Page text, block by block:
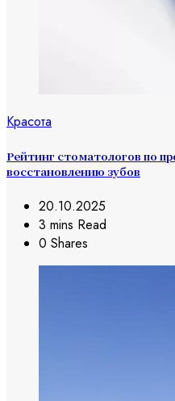
Красота
Рейтинг стоматологов по
восстановлению зубов
20.10.2025
3 mins Read
0 Shares